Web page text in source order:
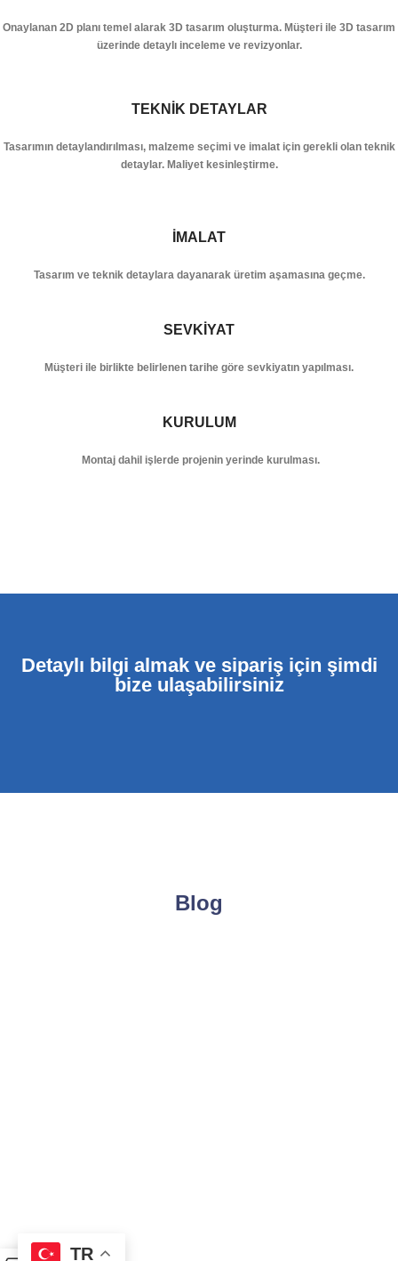
Onaylanan 2D planı temel alarak 3D tasarım oluşturma. Müşteri ile 3D tasarım
üzerinde detaylı inceleme ve revizyonlar.
TEKNİK DETAYLAR
Tasarımın detaylandırılması, malzeme seçimi ve imalat için gerekli olan teknik
detaylar. Maliyet kesinleştirme.
İMALAT
Tasarım ve teknik detaylara dayanarak üretim aşamasına geçme.
SEVKİYAT
Müşteri ile birlikte belirlenen tarihe göre sevkiyatın yapılması.
KURULUM
Montaj dahil işlerde projenin yerinde kurulması.
Detaylı bilgi almak ve sipariş için şimdi
bize ulaşabilirsiniz
Blog
TR